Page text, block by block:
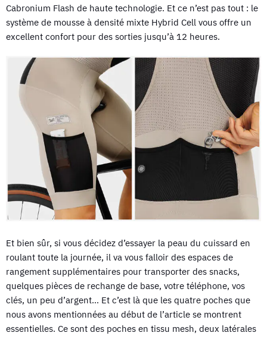
Cabronium Flash de haute technologie. Et ce n’est pas tout : le
système de mousse à densité mixte Hybrid Cell vous offre un
excellent confort pour des sorties jusqu’à 12 heures.
Et bien sûr, si vous décidez d’essayer la peau du cuissard en
roulant toute la journée, il va vous falloir des espaces de
rangement supplémentaires pour transporter des snacks,
quelques pièces de rechange de base, votre téléphone, vos
clés, un peu d’argent… Et c’est là que les quatre poches que
nous avons mentionnées au début de l’article se montrent
essentielles. Ce sont des poches en tissu mesh, deux latérales